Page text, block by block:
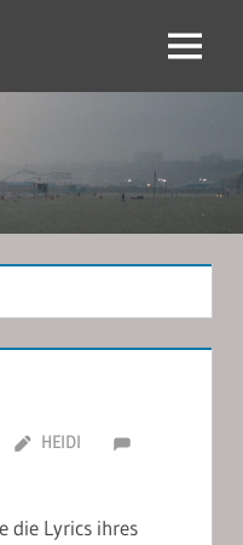
Menu
HEIDI
die Lyrics ihres